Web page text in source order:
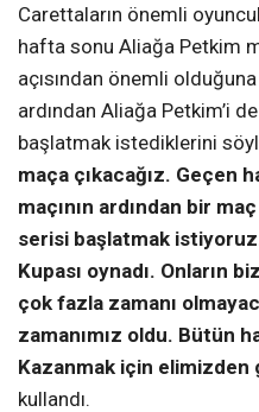
Carettaların önemli
hafta sonu Aliağa Petkim
açısından önemli
ardından Aliağa Petkim’i
başlatmak istediklerini
maça çıkacağız. Geçen
maçının ardından bir
serisi başlatmak
Kupası oynadı. Onların
çok fazla zamanı
zamanımız oldu. Bütün
Kazanmak için elimizden
kullandı.